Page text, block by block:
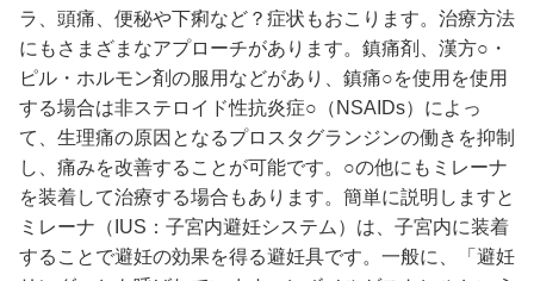
ラ、頭痛、便秘や下痢など？症状もおこります。治療方法
にもさまざまなアプローチがあります。鎮痛剤、漢方○・
ピル・ホルモン剤の服用などがあり、鎮痛○を使用を使用
する場合は非ステロイド性抗炎症○（NSAIDs）によっ
て、生理痛の原因となるプロスタグランジンの働きを抑制
し、痛みを改善することが可能です。○の他にもミレーナ
を装着して治療する場合もあります。簡単に説明しますと
ミレーナ（IUS：子宮内避妊システム）は、子宮内に装着
することで避妊の効果を得る避妊具です。一般に、「避妊